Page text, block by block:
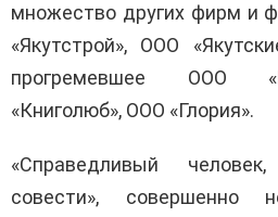
множество других фирм и
«Якутстрой», ООО
прогремевшее ООО
«Книголюб», ООО «Глория».
«Справедливый
совести»,